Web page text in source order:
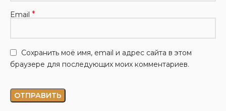
Email *
Сохранить моё имя, email и адрес сайта в этом
браузере для последующих моих комментариев.